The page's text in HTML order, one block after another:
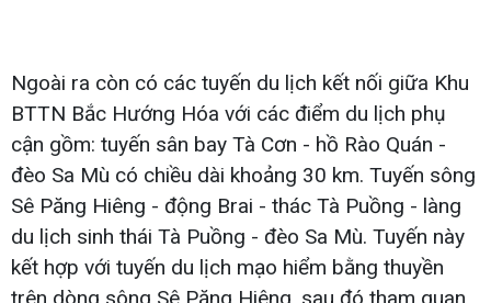
Ngoài ra còn có các tuyến du lịch kết nối giữa Khu
BTTN Bắc Hướng Hóa với các điểm du lịch phụ
cận gồm: tuyến sân bay Tà Cơn - hồ Rào Quán -
đèo Sa Mù có chiều dài khoảng 30 km. Tuyến sông
Sê Păng Hiêng - động Brai - thác Tà Puồng - làng
du lịch sinh thái Tà Puồng - đèo Sa Mù. Tuyến này
kết hợp với tuyến du lịch mạo hiểm bằng thuyền
trên dòng sông Sê Păng Hiêng, sau đó tham quan